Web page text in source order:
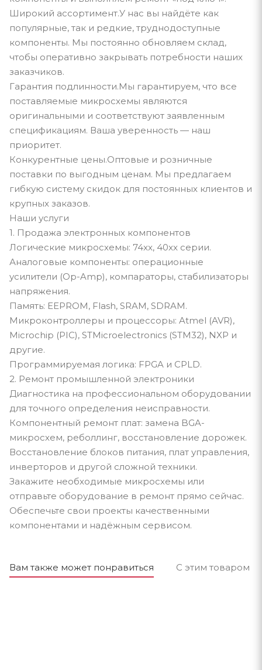
Широкий ассортимент.У нас вы найдёте как
популярные, так и редкие, труднодоступные
компоненты. Мы постоянно обновляем склад,
чтобы оперативно закрывать потребности наших
заказчиков.
Гарантия подлинности.Мы гарантируем, что все
поставляемые микросхемы являются
оригинальными и соответствуют заявленным
спецификациям. Ваша уверенность — наш
приоритет.
Конкурентные цены.Оптовые и розничные
поставки по выгодным ценам. Мы предлагаем
гибкую систему скидок для постоянных клиентов и
крупных заказов.
Наши услуги
1. Продажа электронных компонентов
Логические микросхемы: 74xx, 40xx серии.
Аналоговые компоненты: операционные
усилители (Op-Amp), компараторы, стабилизаторы
напряжения.
Память: EEPROM, Flash, SRAM, SDRAM.
Микроконтроллеры и процессоры: Atmel (AVR),
Microchip (PIC), STMicroelectronics (STM32), NXP и
другие.
Программируемая логика: FPGA и CPLD.
2. Ремонт промышленной электроники
Диагностика на профессиональном оборудовании
для точного определения неисправности.
Компонентный ремонт плат: замена BGA-
микросхем, реболлинг, восстановление дорожек.
Восстановление блоков питания, плат управления,
инверторов и другой сложной техники.
Закажите необходимые микросхемы или
отправьте оборудование в ремонт прямо сейчас.
Обеспечьте свои проекты качественными
компонентами и надёжным сервисом.
Вам также может понравиться С этим товаром